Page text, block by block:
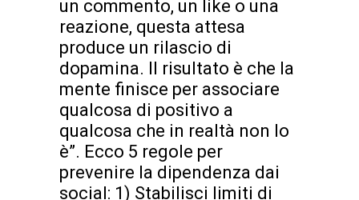
un commento, un like o una
reazione, questa attesa
produce un rilascio di
dopamina. Il risultato è che la
mente finisce per associare
qualcosa di positivo a
qualcosa che in realtà non lo
è”. Ecco 5 regole per
prevenire la dipendenza dai
social: 1) Stabilisci limiti di